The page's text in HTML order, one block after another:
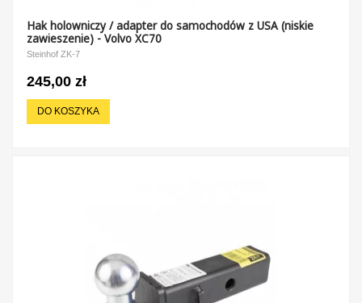
Hak holowniczy / adapter do samochodów z USA (niskie
zawieszenie) - Volvo XC70
Steinhof ZK-7
245,00 zł
DO KOSZYKA